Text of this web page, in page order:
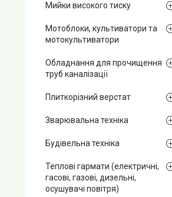
Мийки високого тиску
Мотоблоки, культиватори та
мотокультиватори
Обладнання для прочищення
труб каналізації
Плиткорізний верстат
Зварювальна техніка
Будівельна техніка
Теплові гармати (електричні,
гасові, газові, дизельні,
осушувачі повітря)